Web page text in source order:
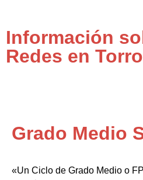
Información
Redes en
Grado Medio
«Un Ciclo de Grado Medio o